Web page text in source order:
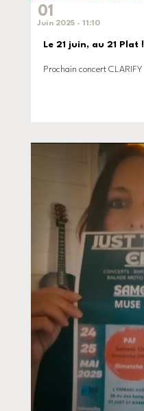
01
Juin 2025 - 11:10
Le 21 juin, au 21 Plat !
Prochain concert CLARIFY